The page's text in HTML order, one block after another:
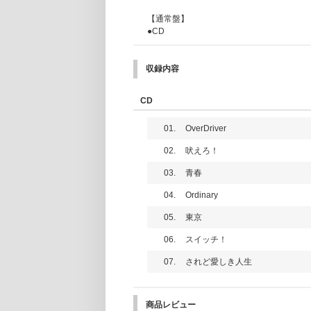
【通常盤】
●CD
収録内容
CD
01. OverDriver
02. 吠えろ！
03. 青春
04. Ordinary
05. 東京
06. スイッチ！
07. されど愛しき人生
商品レビュー